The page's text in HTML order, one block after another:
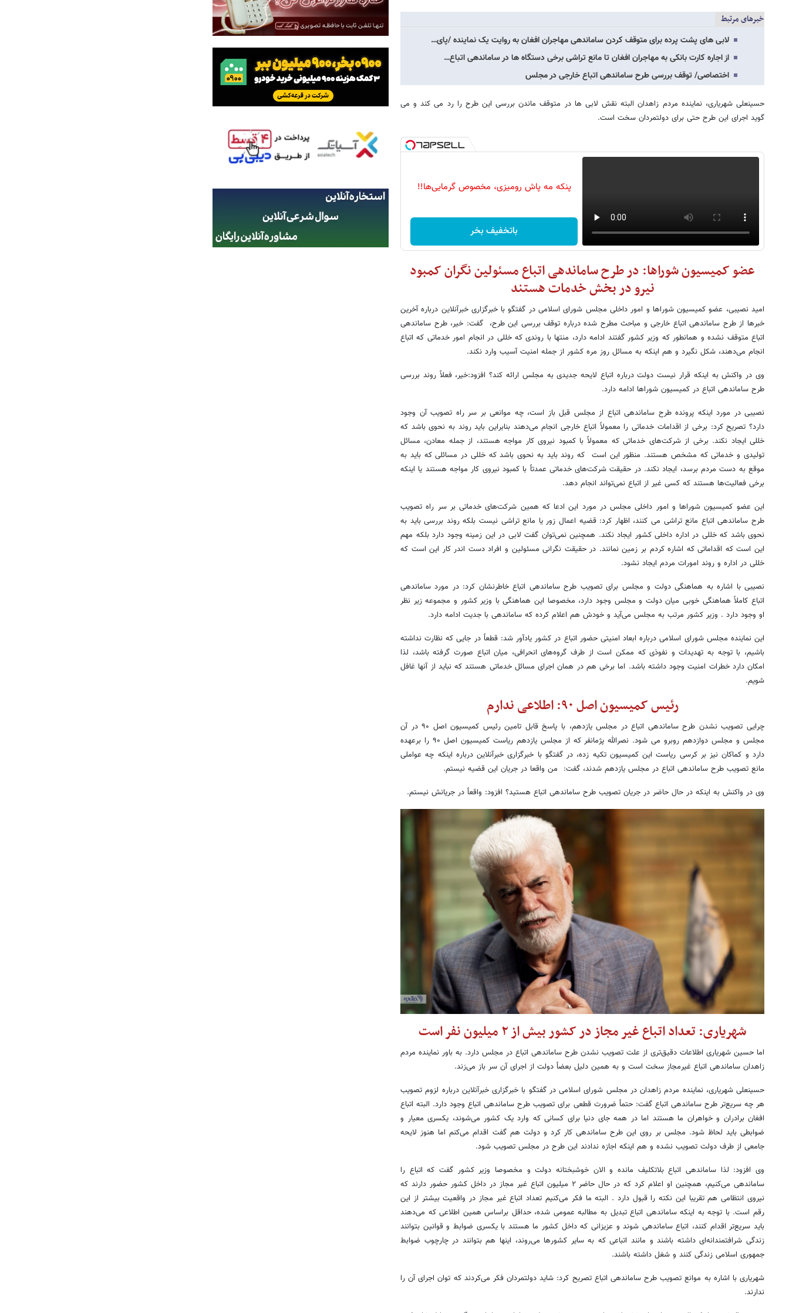
خبرهای مرتبط
لابی های پشت پرده برای متوقف کردن ساماندهی مهاجران افغان به روایت یک نماینده /پای…
از اجاره کارت بانکی به مهاجران افغان تا مانع تراشی برخی دستگاه ها در ساماندهی اتباع…
اختصاصی/ توقف بررسی طرح ساماندهی اتباع خارجی در مجلس
حسینعلی شهریاری، نماینده مردم زاهدان البته نقش لابی ها در متوقف ماندن بررسی این طرح را رد می کند و می
گوید اجرای این طرح حتی برای دولتمردان سخت است.
پنکه مه پاش رومیزی، مخصوص گرمایی‌ها!!
باتخفیف بخر
عضو کمیسیون شوراها: در طرح ساماندهی اتباع مسئولین نگران کمبود
نیرو در بخش خدمات هستند
امید نصیبی، عضو کمیسیون شوراها و امور داخلی مجلس شورای اسلامی در گفتگو با خبرگزاری خبرآنلاین درباره آخرین
خبرها از طرح ساماندهی اتباع خارجی و مباحث مطرح شده درباره توقف بررسی این طرح، گفت: خیر، طرح ساماندهی
اتباع متوقف نشده و همانطور که وزیر کشور گفتند ادامه دارد، منتها با روندی که خللی در انجام امور خدماتی که اتباع
انجام می‌دهند، شکل نگیرد و هم اینکه به مسائل روز مره کشور از جمله امنیت آسیب وارد نکند.
وی در واکنش به اینکه قرار نیست دولت درباره اتباع لایحه جدیدی به مجلس ارائه کند؟ افزود:خیر، فعلاً روند بررسی
طرح ساماندهی اتباع در کمیسیون شوراها ادامه دارد.
نصیبی در مورد اینکه پرونده طرح ساماندهی اتباع از مجلس قبل باز است، چه موانعی بر سر راه تصویب آن وجود
دارد؟ تصریح کرد: برخی از اقدامات خدماتی را معمولاً اتباع خارجی انجام می‌دهند بنابراین باید روند به نحوی باشد که
خللی ایجاد نکند. برخی از شرکت‌های خدماتی که معمولاً با کمبود نیروی کار مواجه هستند، از جمله معادن، مسائل
تولیدی و خدماتی که مشخص هستند. منظور این است که روند باید به نحوی باشد که خللی در مسائلی که باید به
موقع به دست مردم برسد، ایجاد نکند. در حقیقت شرکت‌های خدماتی عمدتاً با کمبود نیروی کار مواجه هستند یا اینکه
برخی فعالیت‌ها هستند که کسی غیر از اتباع نمی‌تواند انجام دهد.
این عضو کمیسیون شوراها و امور داخلی مجلس در مورد این ادعا که همین شرکت‌های خدماتی بر سر راه تصویب
طرح ساماندهی اتباع مانع تراشی می کنند، اظهار کرد: قضیه اعمال زور یا مانع تراشی نیست بلکه روند بررسی باید به
نحوی باشد که خللی در اداره داخلی کشور ایجاد نکند. همچنین نمی‌توان گفت لابی در این زمینه وجود دارد بلکه مهم
این است که اقداماتی که اشاره کردم بر زمین نمانند. در حقیقت نگرانی مسئولین و افراد دست اندر کار این است که
خللی در اداره و روند امورات مردم ایجاد نشود.
نصیبی با اشاره به هماهنگی دولت و مجلس برای تصویب طرح ساماندهی اتباع خاطرنشان کرد: در مورد ساماندهی
اتباع کاملاً هماهنگی خوبی میان دولت و مجلس وجود دارد، مخصوصا این هماهنگی با وزیر کشور و مجموعه زیر نظر
او وجود دارد . وزیر کشور مرتب به مجلس می‌آید و خودش هم اعلام کرده که ساماندهی با جدیت ادامه دارد.
این نماینده مجلس شورای اسلامی درباره ابعاد امنیتی حضور اتباع در کشور یادآور شد: قطعاً در جایی که نظارت نداشته
باشیم، با توجه به تهدیدات و نفوذی که ممکن است از طرف گروه‌های انحرافی، میان اتباع صورت گرفته باشد، لذا
امکان دارد خطرات امنیت وجود داشته باشد. اما برخی هم در همان اجرای مسائل خدماتی هستند که نباید از آنها غافل
شویم.
رئیس کمیسیون اصل ۹۰: اطلاعی ندارم
چرایی تصویب نشدن طرح ساماندهی اتباع در مجلس یازدهم، با پاسخ قابل تامین رئیس کمیسیون اصل ۹۰ در آن
مجلس و مجلس دوازدهم روبرو می شود. نصرالله پژمانفر که از مجلس یازدهم ریاست کمیسیون اصل ۹۰ را برعهده
دارد و کماکان نیز بر کرسی ریاست این کمیسیون تکیه زده، در گفتگو با خبرگزاری خبرآنلاین درباره اینکه چه عواملی
مانع تصویب طرح ساماندهی اتباع در مجلس یازدهم شدند، گفت: من واقعا در جریان این قضیه نیستم.
وی در واکنش به اینکه در حال حاضر در جریان تصویب طرح ساماندهی اتباع هستید؟ افزود: واقعاً در جریانش نیستم.
شهریاری: تعداد اتباع غیر مجاز در کشور بیش از ۲ میلیون نفر است
اما حسین شهریاری اطلاعات دقیق‌تری از علت تصویب نشدن طرح ساماندهی اتباع در مجلس دارد. به باور نماینده مردم
زاهدان ساماندهی اتباع غیرمجاز سخت است و به همین دلیل بعضاً دولت از اجرای آن سر باز می‌زند.
حسینعلی شهریاری، نماینده مردم زاهدان در مجلس شورای اسلامی در گفتگو با خبرگزاری خبرآنلاین درباره لزوم تصویب
هر چه سریع‌تر طرح ساماندهی اتباع گفت: حتماً ضرورت قطعی برای تصویب طرح ساماندهی اتباع وجود دارد. البته اتباع
افغان برادران و خواهران ما هستند اما در همه جای دنیا برای کسانی که وارد یک کشور می‌شوند، یکسری معیار و
ضوابطی باید لحاظ شود. مجلس بر روی این طرح ساماندهی کار کرد و دولت هم گفت اقدام می‌کنم اما هنوز لایحه
جامعی از طرف دولت تصویب نشده و هم اینکه اجازه ندادند این طرح در مجلس تصویب شود.
وی افزود: لذا ساماندهی اتباع بلاتکلیف مانده و الان خوشبختانه دولت و مخصوصا وزیر کشور گفت که اتباع را
ساماندهی می‌کنیم، همچنین او اعلام کرد که در حال حاضر ۲ میلیون اتباع غیر مجاز در داخل کشور حضور دارند که
نیروی انتظامی هم تقریبا این نکته را قبول دارد . البته ما فکر می‌کنیم تعداد اتباع غیر مجاز در واقعیت بیشتر از این
رقم است. با توجه به اینکه ساماندهی اتباع تبدیل به مطالبه عمومی شده، حداقل براساس همین اطلاعی که می‌دهند
باید سریع‌تر اقدام کنند، اتباع ساماندهی شوند و عزیزانی که داخل کشور ما هستند با یکسری ضوابط و قوانین بتوانند
زندگی شرافتمندانه‌ای داشته باشند و مانند اتباعی که به سایر کشورها می‌روند، اینها هم بتوانند در چارچوب ضوابط
جمهوری اسلامی زندگی کنند و شغل داشته باشند.
شهریاری با اشاره به موانع تصویب طرح ساماندهی اتباع تصریح کرد: شاید دولتمردان فکر می‌کردند که توان اجرای آن را
ندارند.